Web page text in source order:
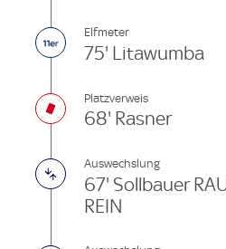
Elfmeter
75' Litawumba
Platzverweis
68' Rasner
Auswechslung
67' Sollbauer
REIN